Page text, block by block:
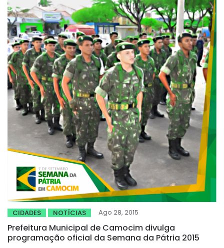
CIDADES NOTÍCIAS Ago 28, 2015
Prefeitura Municipal de Camocim divulga
programação oficial da Semana da Pátria 2015